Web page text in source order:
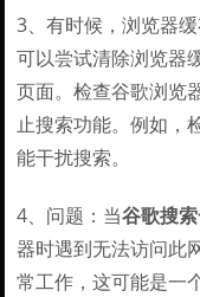
3、有时候，浏览器
可以尝试清除浏览器
页面。检查谷歌浏览
止搜索功能。例如，
能干扰搜索。
4、问题：当谷歌搜
器时遇到无法访问此
常工作，这可能是一